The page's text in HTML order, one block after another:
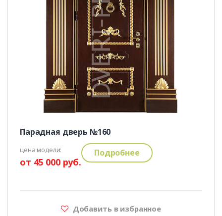
Парадная дверь №160
цена модели:
от 45 000 руб.
Подробнее
Добавить в избранное